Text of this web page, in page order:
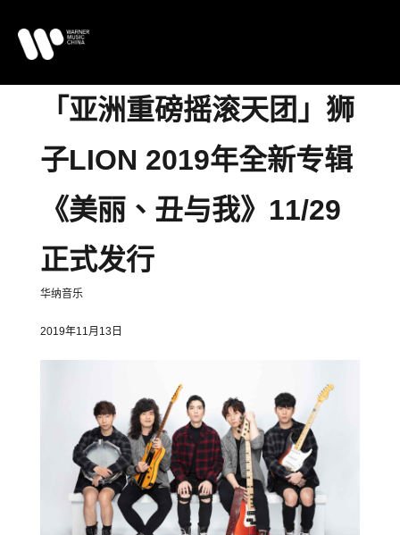
「亚洲重磅摇滚天团」狮
子LION 2019年全新专辑
《美丽、丑与我》 11/29
正式发行
华纳音乐
2019年11月13日